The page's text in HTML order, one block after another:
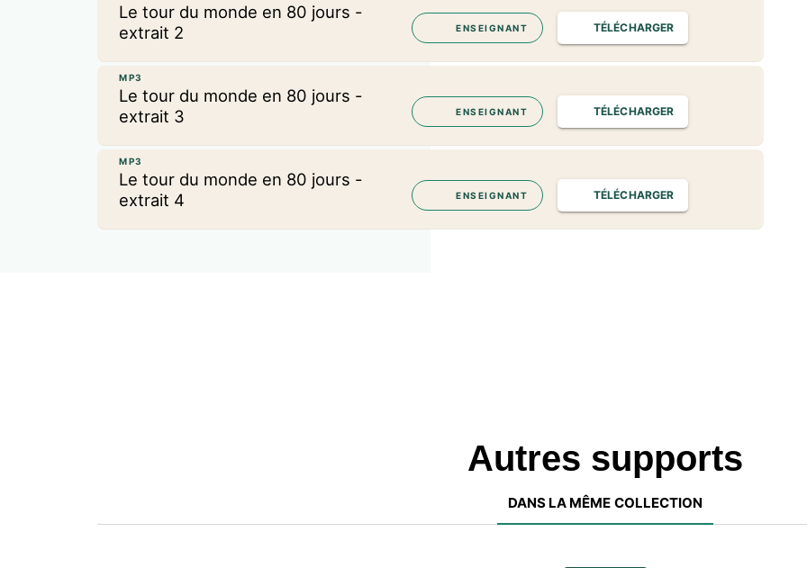
Le tour du monde en 80 jours -
extrait 2
ENSEIGNANT TÉLÉCHARGER
MP3
Le tour du monde en 80 jours -
extrait 3
ENSEIGNANT TÉLÉCHARGER
MP3
Le tour du monde en 80 jours -
extrait 4
ENSEIGNANT TÉLÉCHARGER
Autres supports
DANS LA MÊME COLLECTION